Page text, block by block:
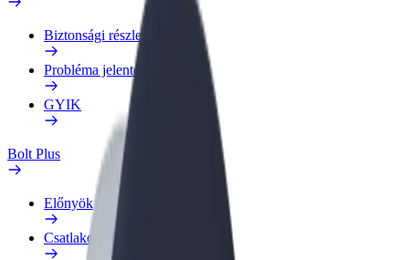
Biztonsági részleg
Probléma jelentése
GYIK
Bolt Plus
Előnyök
Csatlakozás